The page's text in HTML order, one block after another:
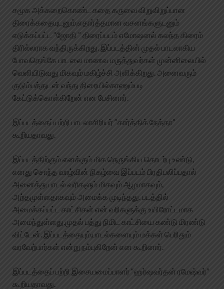
சமூக அக்கறைகொண்ட கதை கருவை விறுவிறுப்பான
திரைக்கதையுடனும்,எதார்த்தமான வசனங்களுடனும்
எடுக்கப்பட்ட “ஜோதி ” திரைப்படம் எமோஷனல் கலந்த கிரைம்
திரில்லராக வந்திருக்கிறது. இப்படத்தின் முதல் பாடலாகிய
போவதெங்கே பாடலை மாணவ மருத்துவர்கள் முன்னிலையில்
வெளியிடுவது மிகவும் மகிழ்ச்சி அளிக்கிறது. அனைவரும்
குடும்பத்துடன் வந்து திரையில்காணும்படி
கேட்டுக்கொள்கிறேன் என பேசினார்.
இப்படத்தைப் பற்றி பாடலாசிரியர் “கார்த்திக் நேத்தா”
கூறியதாவது.
இப்படத்திற்கும் எனக்கும் மிக நெருங்கிய தொடர்பு உண்டு,
எனது சொந்த வாழ்வின் நிகழ்வை இப்படம் பிரதிபலிப்பதால்
அனைத்து பாடல் வரிகளும் மிகவும் ஆழமாகவும்,
அற்தமுள்ளதாகவும் அமைக்க முடிந்தது. படத்தில்
அமைக்கப்பட்ட காட்சிகள் என் வரிகளுக்கு உயிரோட்டமாக
அமைந்துள்ளது.முதல் பத்து நிமிட காட்சியை கண்டு மிரண்டு
விட்டேன். இப்படத்தையும்,பாடல்களையும் மக்கள் பெரிதும்
வரவேற்பார்கள் என்று நம்புகிறேன் என கூறினார்.
இப்படத்தைப் பற்றி இசையமைப்பாளர் “ஹர்ஷவர்தன் ரமேஷ்வர்”
கூறியதாவது.